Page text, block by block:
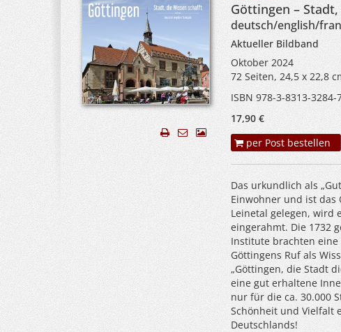
Göttingen –
deutsch/english/
Aktueller Bildband
Oktober 2024
72 Seiten, 24,5 x 22,8
ISBN 978-3-8313-3284-
17,90 €
per Post bestellen
Das urkundlich als
Einwohner und ist das
Leinetal gelegen, wird
eingerahmt. Die 1732
Institute brachten
Göttingens Ruf als
„Göttingen, die Stadt
eine gut erhaltene
nur für die ca. 30.000
Schönheit und Vielfalt
Deutschlands!